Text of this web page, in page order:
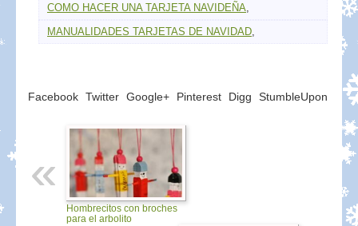
COMO HACER UNA TARJETA NAVIDEÑA,
MANUALIDADES TARJETAS DE NAVIDAD,
Facebook Twitter Google+ Pinterest Digg StumbleUpon
Hombrecitos con broches
para el arbolito